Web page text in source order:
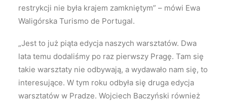
restrykcji nie była krajem zamkniętym” – mówi Ewa
Waligórska Turismo de Portugal.
„Jest to już piąta edycja naszych warsztatów. Dwa
lata temu dodaliśmy po raz pierwszy Pragę. Tam się
takie warsztaty nie odbywają, a wydawało nam się, to
interesujące. W tym roku odbyła się druga edycja
warsztatów w Pradze. Wojciech Baczyński również